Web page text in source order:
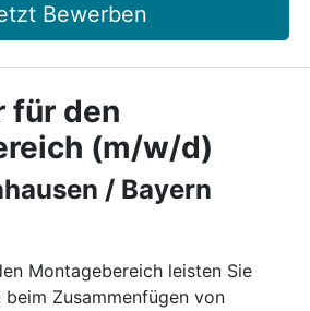
Bewerben
für den
(m/w/d)
/ Bayern
Montagebereich leisten Sie
Zusammenfügen von